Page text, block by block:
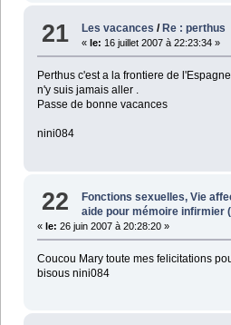
21 Les vacances / Re : perthus
« le: 16 juillet 2007 à 22:23:34 »
Perthus c'est a la frontiere de
n'y suis jamais aller .
Passe de bonne vacances
nini084
22 Fonctions sexuelles, Vie
aide pour mémoire infirmier
« le: 26 juin 2007 à 20:28:20 »
Coucou Mary toute mes felicitations
bisous nini084